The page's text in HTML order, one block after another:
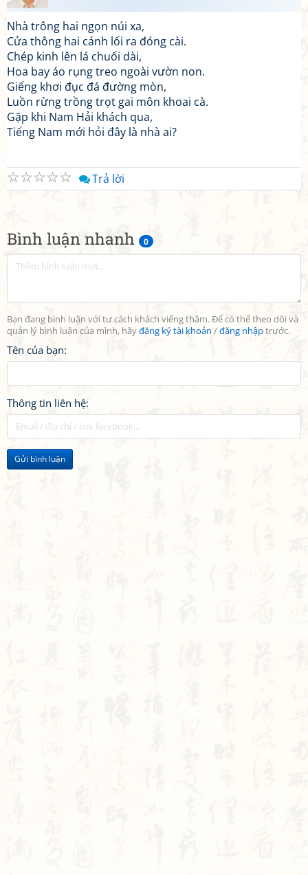
Bình luận nhanh 0
Bạn đang bình luận với tư cách khách viếng thăm. Để có thể theo dõi và
quản lý bình luận của mình, hãyđăng ký tài khoản /đăng nhậptrước.
Tên của bạn:
Thông tin liên hệ:
Gửi bình luận
Nhà trông hai ngọn núi xa,
Cửa thông hai cánh lối ra đóng cài.
Chép kinh lên lá chuối dài,
Hoa bay áo rụng treo ngoài vườn non.
Giếng khơi đục đá đường mòn,
Luồn rừng trồng trọt gai môn khoai cà.
Gặp khi Nam Hải khách qua,
Tiếng Nam mới hỏi đây là nhà ai?
☆
☆
☆
☆
☆ Trả lời